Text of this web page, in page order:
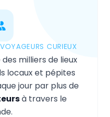
CURIEUX
milliers de lieux
locaux et pépites
jour par plus de
à travers le